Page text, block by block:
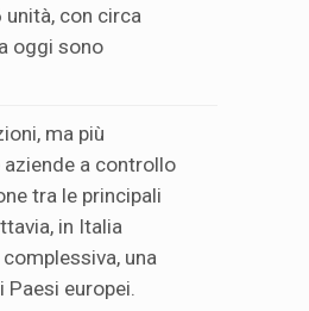
con circa
oggi sono
ma più
a controllo
tra le principali
in Italia
una
europei.